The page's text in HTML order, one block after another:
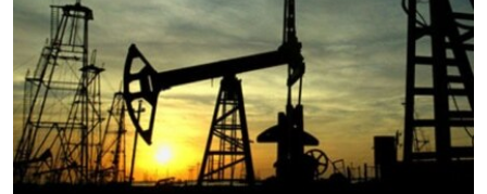
пошуку
ІНТЕРВ'Ю
ВСЕ ЗА ДЕНЬ
СПЕЦПРОЕКТИ
ДЕПОРТАЦІЯ
ВІДЕОУРОКИ «ELIFBE»
ЯК ОБІЙТИ БЛОКУВАННЯ
Русский